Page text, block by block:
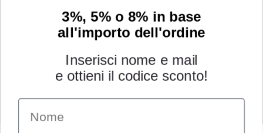
INFORMAZIONI
3%, 5% o 8% in base
all'importo dell'ordine
Inserisci nome e mail
e ottieni il codice sconto!
Name